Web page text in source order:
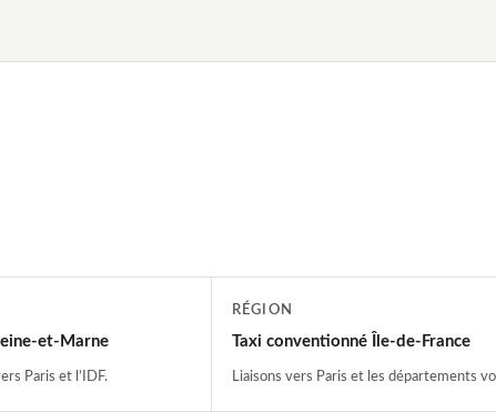
et-Marne
Paris et l’IDF.
RÉGION
Taxi conventionné Île-de-France
Liaisons vers Paris et les départements